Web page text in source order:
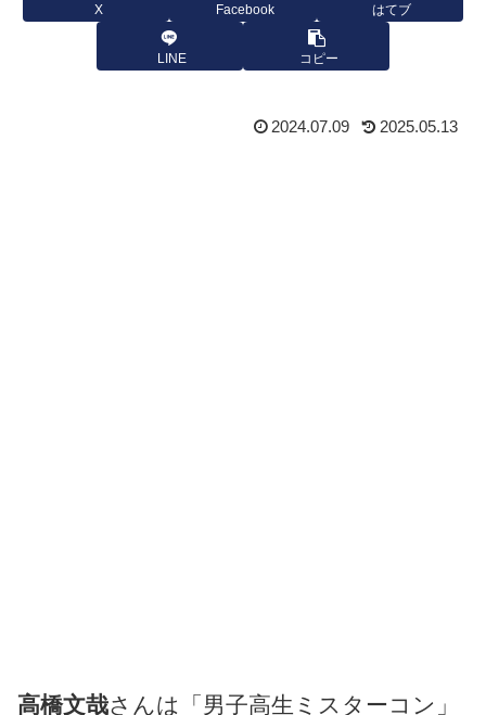
X Facebook はてブ
LINE コピー
2024.07.09 2025.05.13
高橋文哉さんは「男子高生ミスターコン」